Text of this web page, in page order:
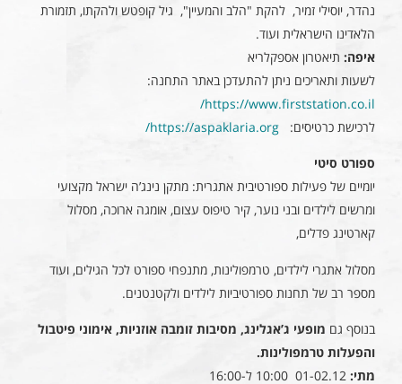
נהדר, יוסילי זמיר, להקת "הלב והמעיין", גיל קופטש ולהקתו, תזמורת
הלאדינו הישראלית ועוד.
איפה: תיאטרון אספקלריא
לשעות ותאריכים ניתן להתעדכן באתר התחנה:
https://www.firststation.co.il/
לרכישת כרטיסים: https://aspaklaria.org/
ספורט סיטי
יומיים של פעילות ספורטיבית אתגרית: מתקן נינג’ה ישראל מקצועי
ומרשים לילדים ובני נוער, קיר טיפוס עצום, אומגה ארוכה, מסלול
קארטינג פדלים,
מסלול אתגרי לילדים, טרמפולינות, מתנפחי ספורט לכל הגילים, ועוד
מספר רב של תחנות ספורטיביות לילדים ולקטנטנים.
בנוסף גם מופעי ג’אגלינג, מסיבות זומבה אוזניות, אימוני פיטבול
והפעלות טרמפולינות.
מתי: